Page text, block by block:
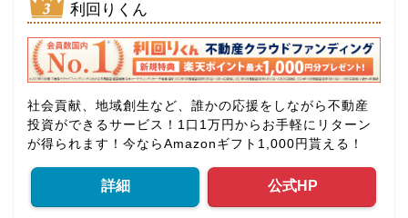
利回りくん
社会貢献、地域創生など、誰かの応援をしながら不動産
投資ができるサービス！1口1万円からお手軽にリターン
が得られます！今ならAmazonギフト1,000円貰える！
詳細 公式HP